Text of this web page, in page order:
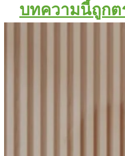
บทความนี้ถูกต